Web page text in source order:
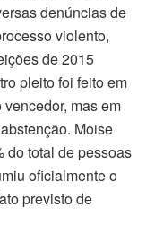
denúncias de
violento,
de 2015
pleito foi feito em
mas em
Moise
do total de pessoas
oficialmente o
previsto de